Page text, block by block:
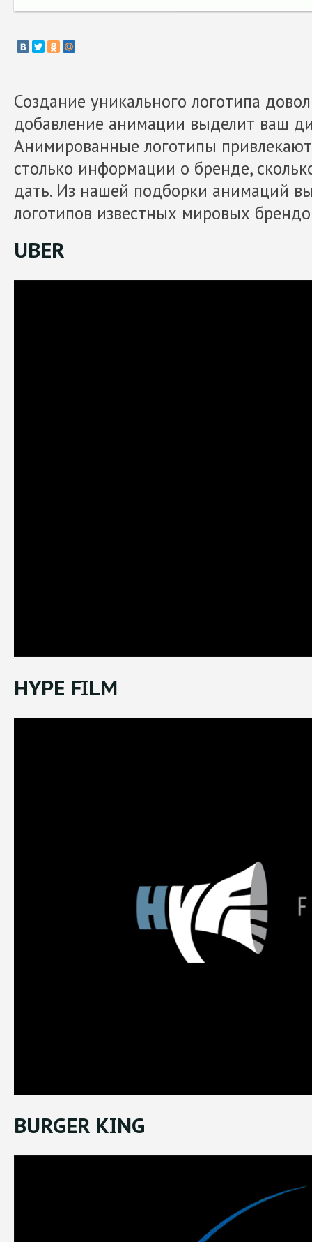
Создание уникального логотипа
добавление анимации выделит ваш
Анимированные логотипы
столько информации о бренде,
дать. Из нашей подборки анимаций
логотипов известных мировых
UBER
HYPE FILM
BURGER KING